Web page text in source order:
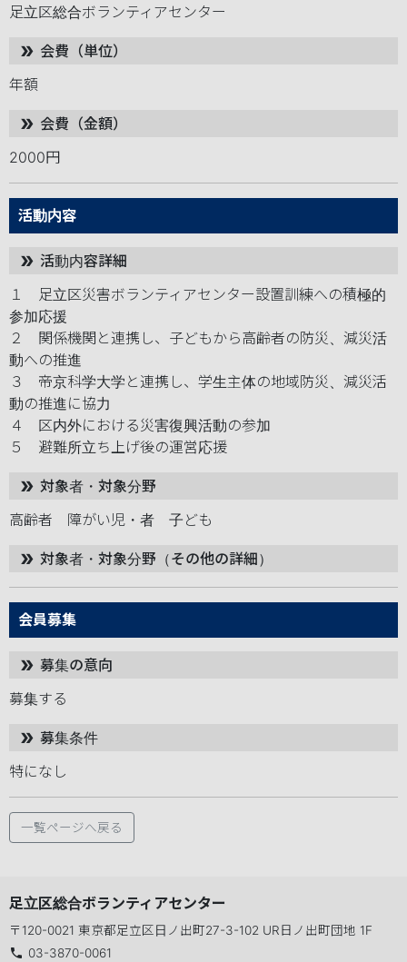
足立区総合ボランティアセンター
double_arrow 会費（単位）
年額
double_arrow 会費（金額）
2000円
活動内容
double_arrow 活動内容詳細
１　足立区災害ボランティアセンター設置訓練への積極的
参加応援
２　関係機関と連携し、子どもから高齢者の防災、減災活
動への推進
３　帝京科学大学と連携し、学生主体の地域防災、減災活
動の推進に協力
４　区内外における災害復興活動の参加
５　避難所立ち上げ後の運営応援
double_arrow 対象者・対象分野
高齢者　障がい児・者　子ども
double_arrow 対象者・対象分野（その他の詳細）
会員募集
double_arrow 募集の意向
募集する
double_arrow 募集条件
特になし
一覧ページへ戻る
足立区総合ボランティアセンター
〒120-0021 東京都足立区日ノ出町27-3-102 UR日ノ出町団地 1F
phone 03-3870-0061